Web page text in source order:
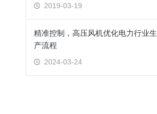
2019-03-19
精准控制，高压风机优化电力行业生
产流程
2024-03-24